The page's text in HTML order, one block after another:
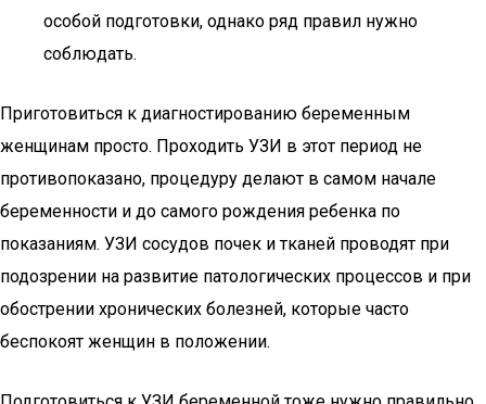
особой подготовки, однако ряд правил нужно
соблюдать.
Приготовиться к диагностированию беременным
женщинам просто. Проходить УЗИ в этот период не
противопоказано, процедуру делают в самом начале
беременности и до самого рождения ребенка по
показаниям. УЗИ сосудов почек и тканей проводят при
подозрении на развитие патологических процессов и при
обострении хронических болезней, которые часто
беспокоят женщин в положении.